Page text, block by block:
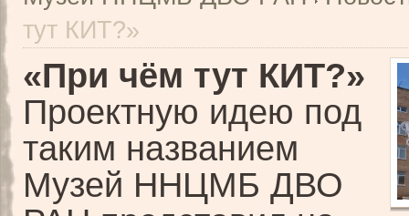
тут КИТ?»
«При чём тут КИТ?»
Проектную идею под
таким названием
Музей ННЦМБ ДВО